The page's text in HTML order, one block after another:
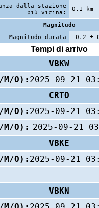
dalla stazione
più vicina:
0.1 km
Magnitudo
Magnitudo durata
-0.2 ±
Tempi di arrivo
VBKW
M/O): 2025-09-21
CRTO
M/O): 2025-09-21
M/O): 2025-09-21
VBKE
M/O): 2025-09-21
VBKN